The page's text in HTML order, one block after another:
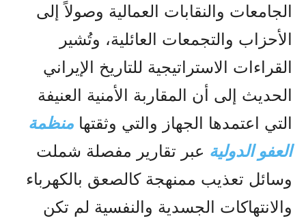
الجامعات والنقابات العمالية وصولاً إلى
الأحزاب والتجمعات العائلية، وتُشير
القراءات الاستراتيجية للتاريخ الإيراني
الحديث إلى أن المقاربة الأمنية العنيفة
التي اعتمدها الجهاز والتي وثقتها منظمة
العفو الدولية عبر تقارير مفصلة شملت
وسائل تعذيب ممنهجة كالصعق بالكهرباء
والانتهاكات الجسدية والنفسية لم تكن